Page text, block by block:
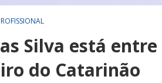
Silva está
do Catarinão